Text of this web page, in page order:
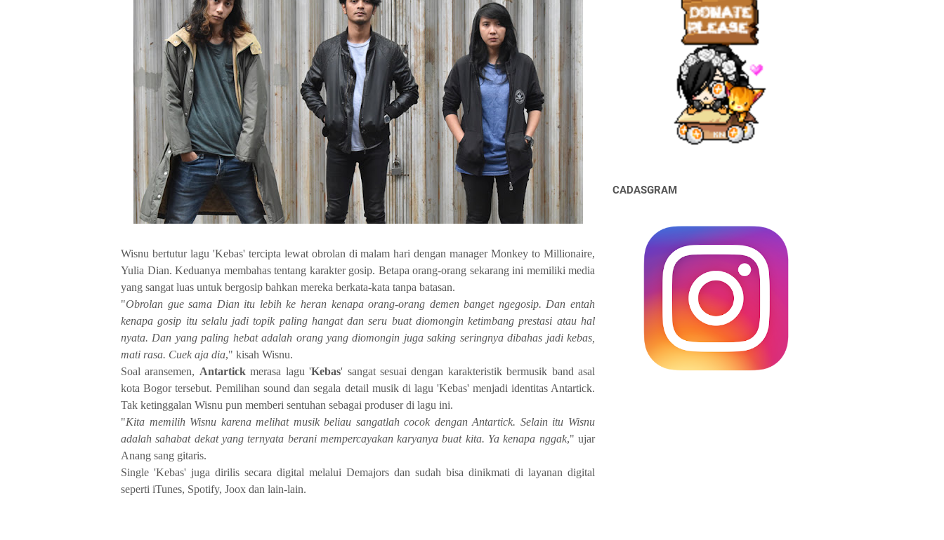
Wisnu bertutur lagu 'Kebas' tercipta lewat obrolan di malam hari dengan manager Monkey to Millionaire,
Yulia Dian. Keduanya membahas tentang karakter gosip. Betapa orang-orang sekarang ini memiliki media
yang sangat luas untuk bergosip bahkan mereka berkata-kata tanpa batasan.
"Obrolan gue sama Dian itu lebih ke heran kenapa orang-orang demen banget ngegosip. Dan entah
kenapa gosip itu selalu jadi topik paling hangat dan seru buat diomongin ketimbang prestasi atau hal
nyata. Dan yang paling hebat adalah orang yang diomongin juga saking seringnya dibahas jadi kebas,
mati rasa. Cuek aja dia," kisah Wisnu.
Soal aransemen, Antartickmerasa lagu 'Kebas' sangat sesuai dengan karakteristik bermusik band asal
kota Bogor tersebut. Pemilihan sound dan segala detail musik di lagu 'Kebas' menjadi identitas Antartick.
Tak ketinggalan Wisnu pun memberi sentuhan sebagai produser di lagu ini.
"Kita memilih Wisnu karena melihat musik beliau sangatlah cocok dengan Antartick. Selain itu Wisnu
adalah sahabat dekat yang ternyata berani mempercayakan karyanya buat kita. Ya kenapa nggak," ujar
Anang sang gitaris.
Single 'Kebas' juga dirilis secara digital melalui Demajors dan sudah bisa dinikmati di layanan digital
seperti iTunes, Spotify, Joox dan lain-lain.
CADASGRAM